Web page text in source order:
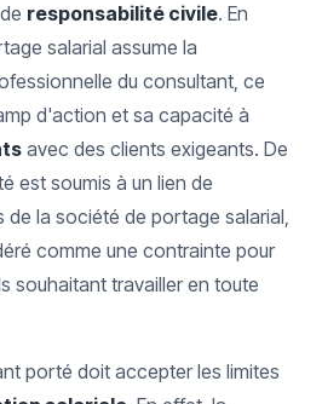
responsabilité civile. En
salarial assume la
du consultant, ce
d'action et sa capacité à
avec des clients exigeants. De
est soumis à un lien de
la société de portage salarial,
comme une contrainte pour
souhaitant travailler en toute
porté doit accepter les limites